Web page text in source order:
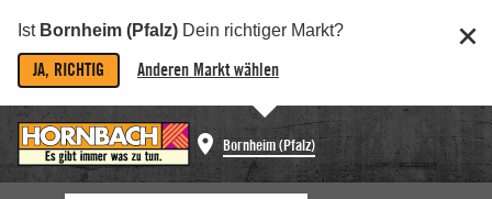
Ist Bornheim (Pfalz) Dein richtiger Markt?
JA, RICHTIG Anderen Markt wählen
Bornheim (Pfalz)